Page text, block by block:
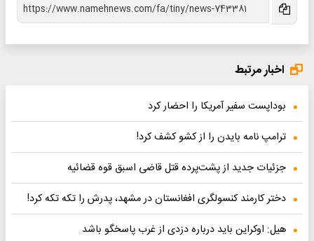
اخبار مرتبط
بوداپست سفیر آمریکا را احضار کرد
ترامپ نامه بایدن را از کشو کشف کرد!
جزئیات جدید از پشت‌پرده قتل قاضی اسبق قوه قضائیه
دختر کارمند کنسولگری افغانستان در مشهد، پدرش را تکه تکه کرد!
هیل: اوکراین باید درباره دزدی از غرب پاسخگو باشد